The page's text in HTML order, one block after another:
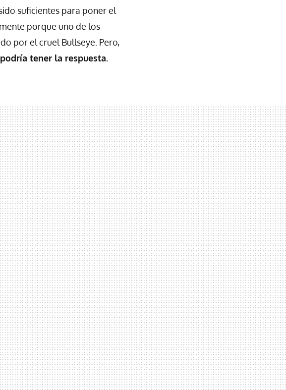
suficientes para poner el
porque uno de los
por el cruel Bullseye. Pero,
tener la respuesta.